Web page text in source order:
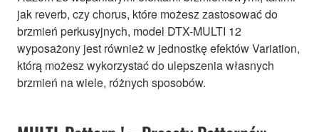
jak reverb, czy chorus, które możesz zastosować do
brzmień perkusyjnych, model DTX-MULTI 12
wyposażony jest również w jednostkę efektów Variation,
którą możesz wykorzystać do ulepszenia własnych
brzmień na wiele, różnych sposobów.